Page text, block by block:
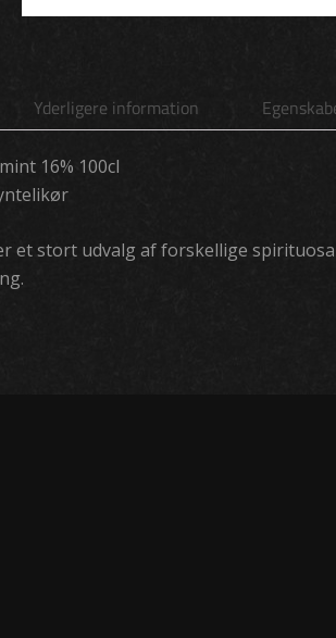
Yderligere information
16% 100cl
et stort udvalg af forskellige